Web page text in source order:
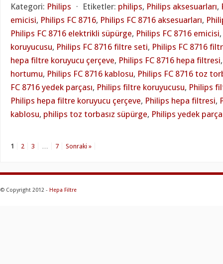
Kategori: Philips ⋅ Etiketler: philips, Philips aksesuarları,
emicisi, Philips FC 8716, Philips FC 8716 aksesuarları,
Philips FC 8716 elektrikli süpürge, Philips FC 8716 emicisi,
koruyucusu, Philips FC 8716 filtre seti, Philips FC 8716
hepa filtre koruyucu çerçeve, Philips FC 8716 hepa filtresi
hortumu, Philips FC 8716 kablosu, Philips FC 8716 toz
FC 8716 yedek parçası, Philips filtre koruyucusu, Philips
Philips hepa filtre koruyucu çerçeve, Philips hepa filtresi,
kablosu, philips toz torbasız süpürge, Philips yedek
1 2 3 … 7 Sonraki »
© Copyright 2012 - Hepa Filtre